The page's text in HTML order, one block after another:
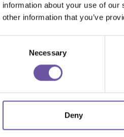
information about your use of
other information that you’ve
Necessary
Deny